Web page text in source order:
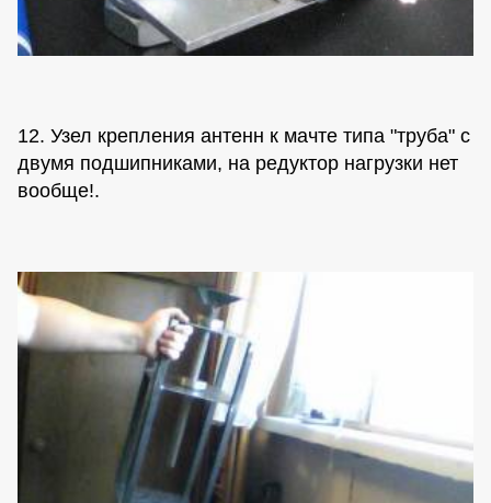
12. Узел крепления антенн к мачте типа "труба" с
двумя подшипниками, на редуктор нагрузки нет
вообще!.